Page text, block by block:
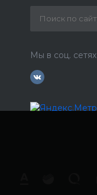
Мы в соц. сетях